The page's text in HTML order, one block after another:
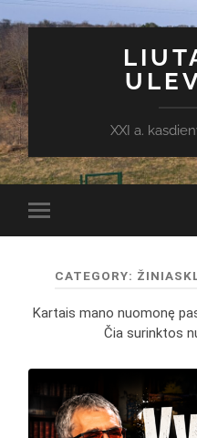
XXI a.
Toggle
mobile
CATEGORY:
Kartais mano nuomonę
Čia surinktos